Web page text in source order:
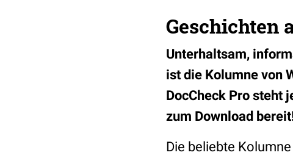
Geschichten
Unterhaltsam,
ist die Kolumne von
DocCheck Pro steht
zum Download
Die beliebte